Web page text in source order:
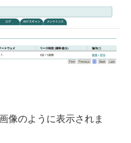
像のように表示されま